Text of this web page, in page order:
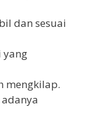
dan sesuai
yang
mengkilap.